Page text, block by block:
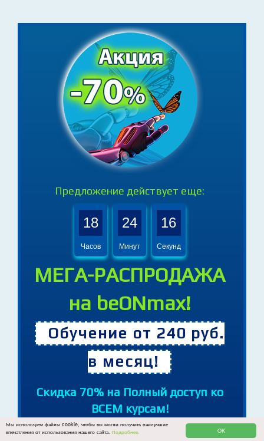
OK
Мы используем файлы cookie, чтобы вы могли получить наилучшие
впечатления от использования нашего сайта. Подробнее.
Предложение действует еще:
18
Часов
24
Минут
15
Секунд
МЕГА-РАСПРОДАЖА
на beONmax!
Обучение от 240 руб.
в месяц!
Cкидка 70% на Полный доступ ко